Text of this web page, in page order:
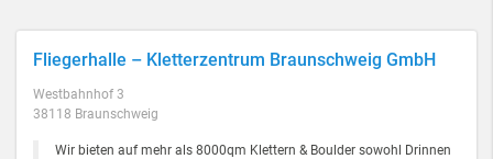
Fliegerhalle – Kletterzentrum Braunschweig GmbH
Westbahnhof 3
38118 Braunschweig
Wir bieten auf mehr als 8000qm Klettern & Boulder sowohl Drinnen